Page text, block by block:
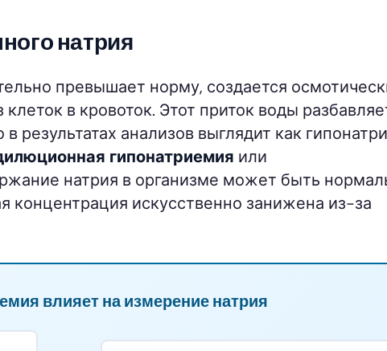
натрия
превышает норму, создается
в кровоток. Этот приток воды
результатах анализов выглядит как
гипонатриемия или
натрия в организме может быть
искусственно занижена из-за
влияет на измерение натрия